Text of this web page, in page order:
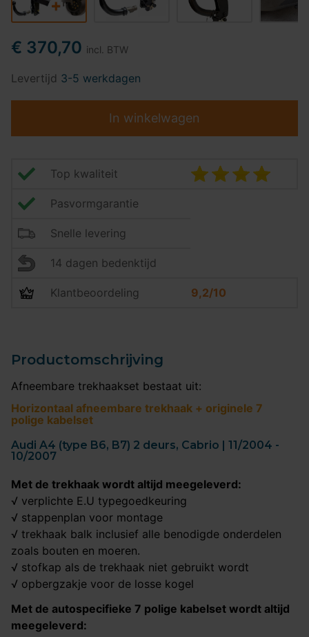
€ 370,70 incl. BTW
Levertijd 3-5 werkdagen
In winkelwagen
Top kwaliteit
Pasvormgarantie
Snelle levering
14 dagen bedenktijd
Klantbeoordeling 9,2/10
Productomschrijving
Afneembare trekhaakset bestaat uit:
Horizontaal afneembare trekhaak + originele 7
polige kabelset
Audi A4 (type B6, B7) 2 deurs, Cabrio | 11/2004 -
10/2007
Met de trekhaak wordt altijd meegeleverd:
√ verplichte E.U typegoedkeuring
√ stappenplan voor montage
√ trekhaak balk inclusief alle benodigde onderdelen
zoals bouten en moeren.
√ stofkap als de trekhaak niet gebruikt wordt
√ opbergzakje voor de losse kogel
Met de autospecifieke 7 polige kabelset wordt altijd
meegeleverd: